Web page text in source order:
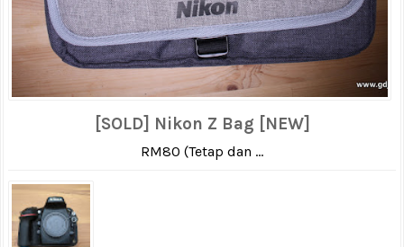
[SOLD] Nikon Z Bag [NEW]
RM80 (Tetap dan ...